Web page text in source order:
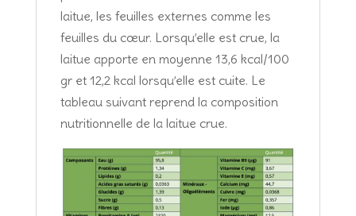
laitue, les feuilles externes comme les
feuilles du cœur. Lorsqu’elle est crue, la
laitue apporte en moyenne 13,6 kcal/100
gr et 12,2 kcal lorsqu’elle est cuite. Le
tableau suivant reprend la composition
nutritionnelle de la laitue crue.